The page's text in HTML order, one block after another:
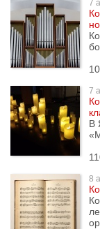
7
7
В
8